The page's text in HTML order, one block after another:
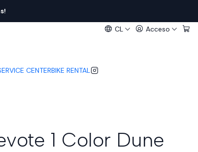
CL Acceso
CENTERBIKE RENTAL
1 Color Dune